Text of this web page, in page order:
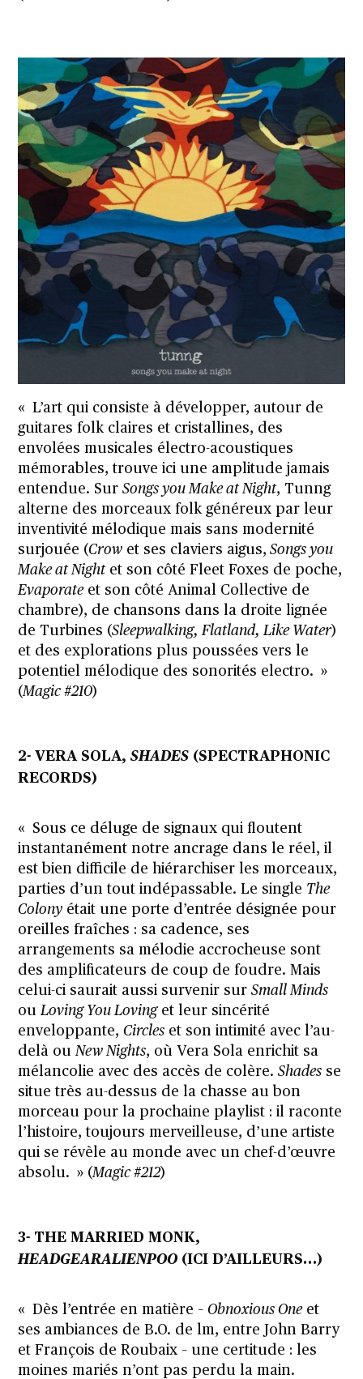
« L’art qui consiste à développer, autour de
guitares folk claires et cristallines, des
envolées musicales électro-acoustiques
mémorables, trouve ici une amplitude jamais
entendue. SurSongs you Make at Night, Tunng
alterne des morceaux folk généreux par leur
inventivité mélodique mais sans modernité
surjouée (Crow et ses claviers aigus, Songs you
Make at Nightet son côté Fleet Foxes de poche,
Evaporateet son côté Animal Collective de
chambre), de chansons dans la droite lignée
de Turbines (Sleepwalking, Flatland, Like Water)
et des explorations plus poussées vers le
potentiel mélodique des sonorités electro. »
(Magic #210)
2- VERA SOLA,SHADES (SPECTRAPHONIC
RECORDS)
« Sous ce déluge de signaux qui floutent
instantanément notre ancrage dans le réel, il
est bien difficile de hiérarchiser les morceaux,
parties d’un tout indépassable. Le single The
Colony était une porte d’entrée désignée pour
oreilles fraîches : sa cadence, ses
arrangements sa mélodie accrocheuse sont
des amplificateurs de coup de foudre. Mais
celui-ci saurait aussi survenir surSmall Minds
ouLoving You Lovinget leur sincérité
enveloppante,Circles et son intimité avec l’au-
delà ouNew Nights, où Vera Sola enrichit sa
mélancolie avec des accès de colère.Shades se
situe très au-dessus de la chasse au bon
morceau pour la prochaine playlist : il raconte
l’histoire, toujours merveilleuse, d’une artiste
qui se révèle au monde avec un chef-d’œuvre
absolu. » (Magic #212)
3- THE MARRIED MONK,
HEADGEARALIENPOO(ICI D’AILLEURS…)
« Dès l’entrée en matière –Obnoxious Oneet
ses ambiances de B.O. de lm, entre John Barry
et François de Roubaix – une certitude : les
moines mariés n’ont pas perdu la main.